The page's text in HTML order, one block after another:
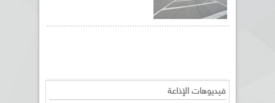
فيديوهات الإذاعة